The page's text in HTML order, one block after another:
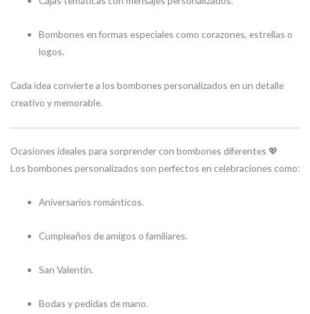
Bombones en formas especiales como corazones, estrellas o
logos.
Cada idea convierte a los bombones personalizados en un detalle
creativo y memorable.
Ocasiones ideales para sorprender con bombones diferentes 💖
Los bombones personalizados son perfectos en celebraciones como:
Aniversarios románticos.
Cumpleaños de amigos o familiares.
San Valentín.
Bodas y pedidas de mano.